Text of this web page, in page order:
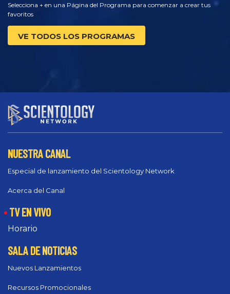
Selecciona + en una Página del Programa para comenzar a crear tus
favoritos
VE TODOS LOS PROGRAMAS
NUESTRA CANAL
Especial de lanzamiento del Scientology Network
Acerca del Canal
TV EN VIVO
Horario
SALA DE NOTICIAS
Nuevos Lanzamientos
Recursos Promocionales